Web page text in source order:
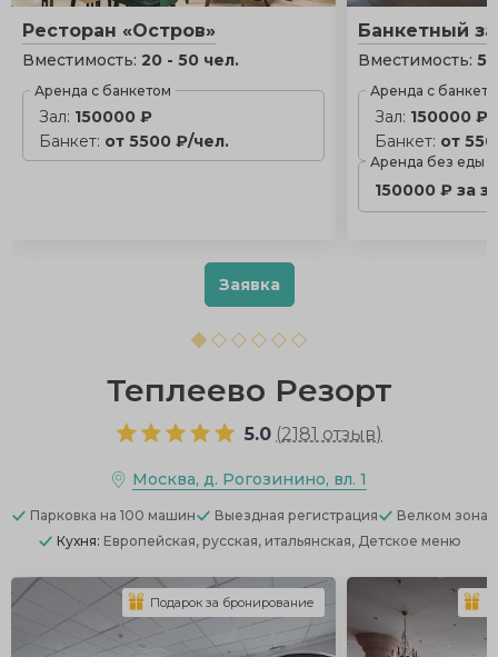
Ресторан «Остров»
Вместимость: 20 - 50 чел.
Аренда с банкетом
Зал: 150000 ₽
Банкет: от 5500 ₽/чел.
Банкетный
Вместимость:
Аренда с
Зал: 150000 ₽
Банкет: от
Аренда без еды
150000 ₽ за
Заявка
Теплеево Резорт
5.0 (2181 отзыв)
Москва, д. Рогозинино, вл. 1
Парковка на 100 машин Выездная регистрация
Велком зона
Кухня: Европейская, русская, итальянская, Детское меню
Подарок за бронирование